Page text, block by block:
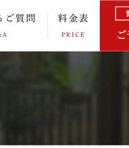
ご質問 料金表
PRICE